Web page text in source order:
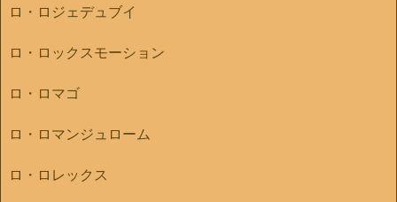
ロ・ロジェデュブイ
ロ・ロックスモーション
ロ・ロマゴ
ロ・ロマンジュローム
ロ・ロレックス